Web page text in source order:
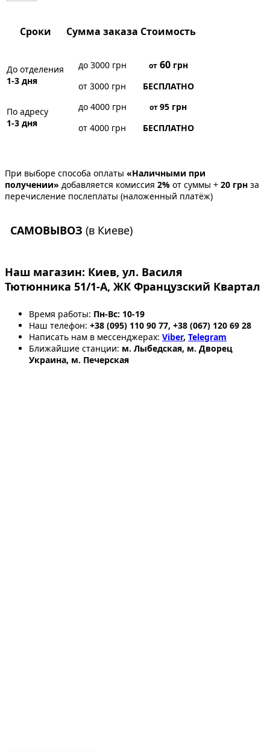
Сроки Сумма заказа Стоимость
До отделения
1-3 дня
до 3000 грн от60грн
от 3000 грн
БЕСПЛАТНО
По адресу
1-3 дня
до 4000 грн от95 грн
от 4000 грн
БЕСПЛАТНО
При выборе способа оплаты «Наличными при
получении» добавляется комиссия 2% от суммы + 20 грн за
перечисление послеплаты (наложенный платёж)
САМОВЫВОЗ (в Киеве)
Наш магазин: Киев, ул. Василя
Тютюнника 51/1-А, ЖК Французский Квартал
Время работы: Пн-Вс: 10-19
Наш телефон: +38 (095) 110 90 77, +38 (067) 120 69 28
Написать нам в мессенджерах: Viber, Telegram
Ближайшие станции: м. Лыбедская, м. Дворец
Украина, м. Печерская